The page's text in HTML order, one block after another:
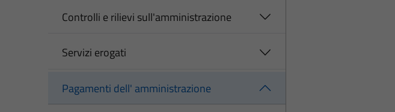
Controlli e rilievi sull'amministrazione
Servizi erogati
Pagamenti dell' amministrazione